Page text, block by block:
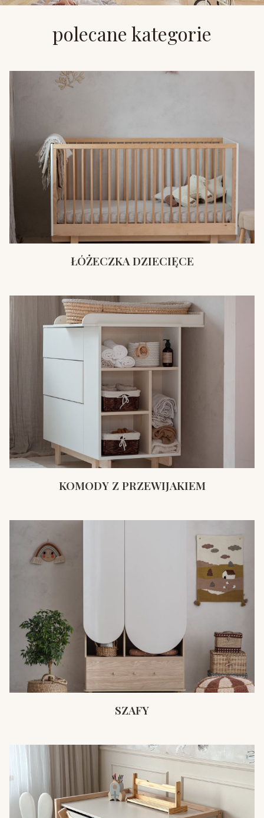
polecane kategorie
ŁÓŻECZKA DZIECIĘCE
KOMODY Z PRZEWIJAKIEM
SZAFY